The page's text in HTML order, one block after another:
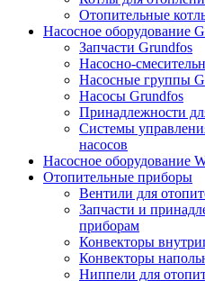
Отопительные
Насосное оборудование
Запчасти Grundfos
Насосно-
Насосные группы
Насосы Grundfos
Принадлежности
Системы
насосов
Насосное оборудование
Отопительные приборы
Вентили для
Запчасти и
приборам
Конвекторы
Конвекторы
Ниппели для